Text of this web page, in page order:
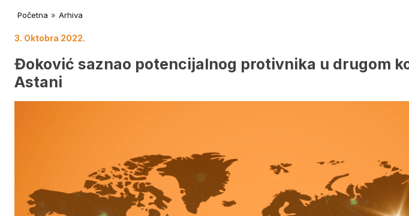
Početna » Arhiva
3. Oktobra 2022.
Đoković saznao potencijalnog protivnika u drugom
Astani